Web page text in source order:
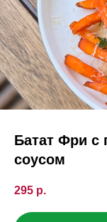
Батат Фри
соусом
295 р.